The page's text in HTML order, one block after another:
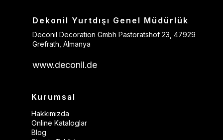
Dekonil Yurtdışı Genel Müdürlük
Deconil Decoration Gmbh Pastoratshof 23, 47929
Grefrath, Almanya
www.deconil.de
Kurumsal
Hakkımızda
Online Kataloglar
Blog